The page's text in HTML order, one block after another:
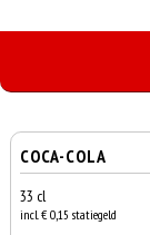
COCA-COLA
33 cl
incl. € 0,15 statiegeld